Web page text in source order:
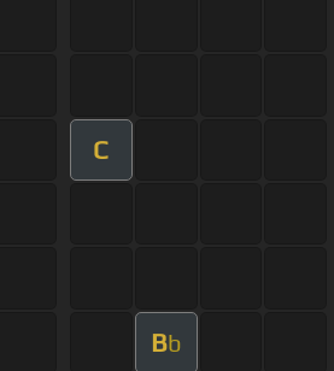
C
Bb